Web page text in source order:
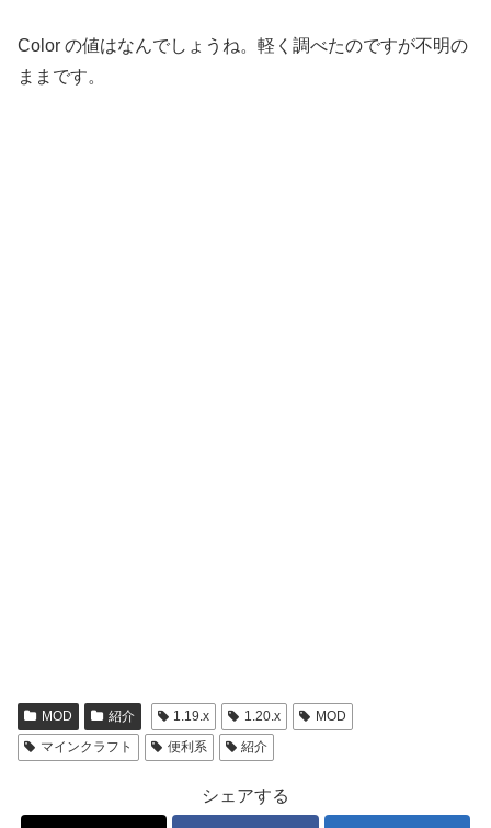
Color の値はなんでしょうね。軽く調べたのですが不明の
ままです。
MOD 紹介 1.19.x 1.20.x
MOD
マインクラフト
便利系 紹介
シェアする